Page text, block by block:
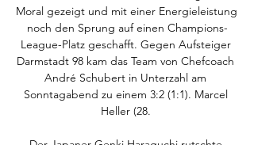
Moral gezeigt und mit einer Energieleistung
noch den Sprung auf einen Champions-
League-Platz geschafft. Gegen Aufsteiger
Darmstadt 98 kam das Team von Chefcoach
André Schubert in Unterzahl am
Sonntagabend zu einem 3:2 (1:1). Marcel
Heller (28.